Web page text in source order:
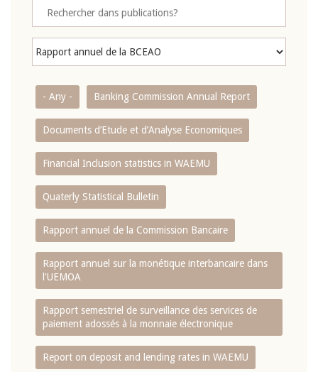
- Any - Banking Commission Annual Report
Documents d’Etude et d’Analyse Economiques
Financial Inclusion statistics in WAEMU
Quaterly Statistical Bulletin
Rapport annuel de la Commission Bancaire
Rapport annuel sur la monétique interbancaire dans
l'UEMOA
Rapport semestriel de surveillance des services de
paiement adossés à la monnaie électronique
Report on deposit and lending rates in WAEMU